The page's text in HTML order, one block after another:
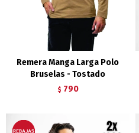
Remera Manga Larga Polo
Bruselas - Tostado
$ 790